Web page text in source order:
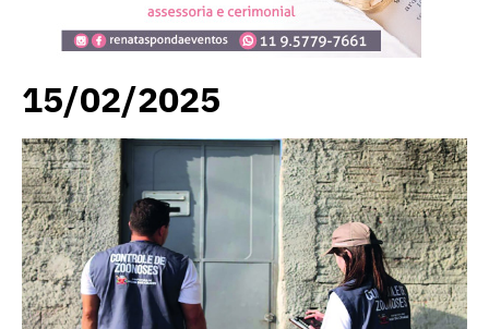
15/02/2025